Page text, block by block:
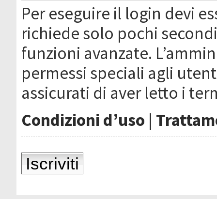
Per eseguire il login devi
richiede solo pochi
funzioni avanzate.
permessi speciali agli
assicurati di aver letto i
Condizioni d’uso |
Iscriviti